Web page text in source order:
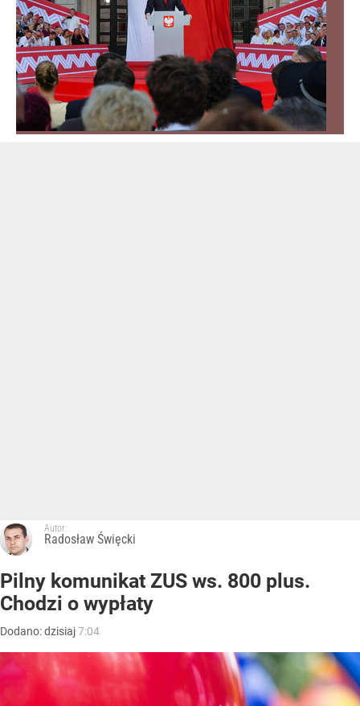
Autor:
Radosław Święcki
Pilny komunikat ZUS ws. 800 plus.
Chodzi o wypłaty
Dodano:dzisiaj7:04